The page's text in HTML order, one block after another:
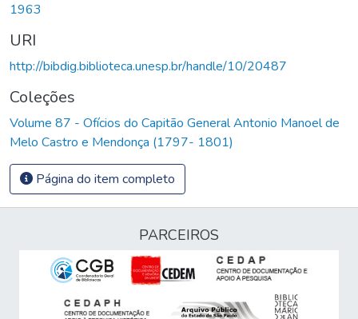
1963
URI
http://bibdig.biblioteca.unesp.br/handle/10/20487
Coleções
Volume 87 - Ofícios do Capitão General Antonio Manoel de
Melo Castro e Mendonça (1797- 1801)
Página do item completo
PARCEIROS